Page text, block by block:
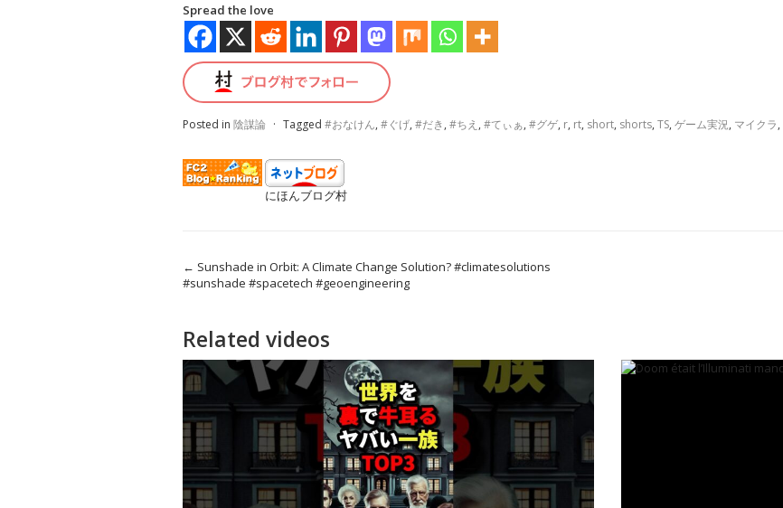
Spread the love
Posted in 陰謀論 · Tagged #おなけん, #ぐげ, #だき, #ちえ , #てぃぁ, #グゲ, r, rt, short, shorts, TS, ゲーム実況, マイクラ,
にほんブログ村
← Sunshade in Orbit: A Climate Change Solution? #climatesolutions
#sunshade #spacetech #geoengineering
Related videos